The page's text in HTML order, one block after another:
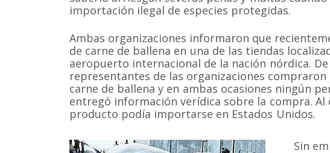
importación ilegal de especies protegidas.
Ambas organizaciones informaron que
de carne de ballena en una de las tiendas
aeropuerto internacional de la nación nórdica.
representantes de las organizaciones
carne de ballena y en ambas ocasiones ningún
entregó información verídica sobre la compra.
producto podía importarse en Estados Unidos.
Sin